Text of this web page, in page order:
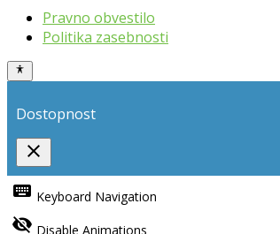
Pravno obvestilo
Politika zasebnosti
Dostopnost
close
Toggle
visibility
keyboard Keyboard Navigation
visibility_off Disable Animations